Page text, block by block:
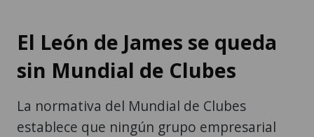
El León de James se queda
sin Mundial de Clubes
La normativa del Mundial de Clubes
establece que ningún grupo empresarial